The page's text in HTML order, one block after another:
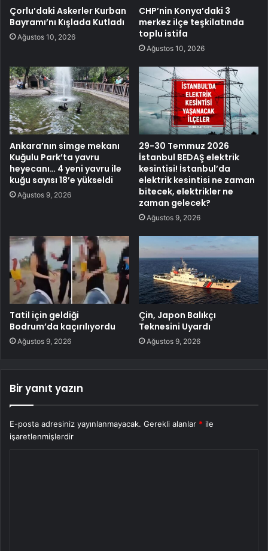
Çorlu’daki Askerler Kurban
Bayramı’nı Kışlada Kutladı
Ağustos 10, 2026
CHP’nin Konya’daki 3
merkez ilçe teşkilatında
toplu istifa
Ağustos 10, 2026
Ankara’nın simge mekanı
Kuğulu Park’ta yavru
heyecanı… 4 yeni yavru ile
kuğu sayısı 18’e yükseldi
Ağustos 9, 2026
29-30 Temmuz 2026
İstanbul BEDAŞ elektrik
kesintisi! İstanbul’da
elektrik kesintisi ne zaman
bitecek, elektrikler ne
zaman gelecek?
Ağustos 9, 2026
Tatil için geldiği
Bodrum’da kaçırılıyordu
Ağustos 9, 2026
Çin, Japon Balıkçı
Teknesini Uyardı
Ağustos 9, 2026
Bir yanıt yazın
E-posta adresiniz yayınlanmayacak. Gerekli alanlar * ile
işaretlenmişlerdir